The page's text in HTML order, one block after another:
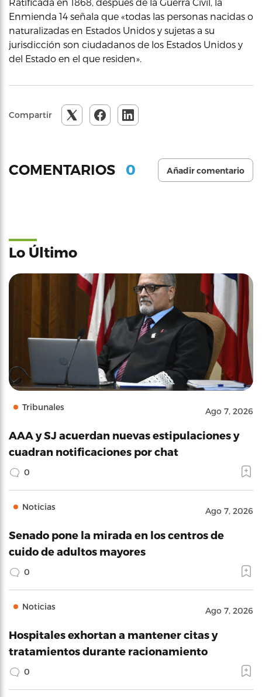
Enmienda 14 señala que «todas las personas nacidas o
naturalizadas en Estados Unidos y sujetas a su
jurisdicción son ciudadanos de los Estados Unidos y
del Estado en el que residen».
Compartir
COMENTARIOS 0 Añadir comentario
Lo Último
Tribunales Ago 7, 2026
AAA y SJ acuerdan nuevas estipulaciones y
cuadran notificaciones por chat
0
Noticias Ago 7, 2026
Senado pone la mirada en los centros de
cuido de adultos mayores
0
Noticias Ago 7, 2026
Hospitales exhortan a mantener citas y
tratamientos durante racionamiento
0